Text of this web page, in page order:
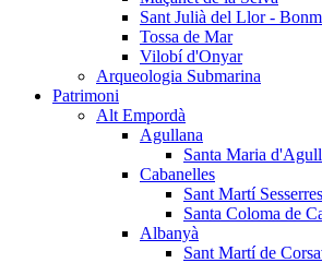
Sant Julià del Llor -
Tossa de Mar
Vilobí d'Onyar
Arqueologia Submarina
Patrimoni
Alt Empordà
Agullana
Santa Maria
Cabanelles
Sant Martí Sesserres
Santa Coloma de
Albanyà
Sant Martí de